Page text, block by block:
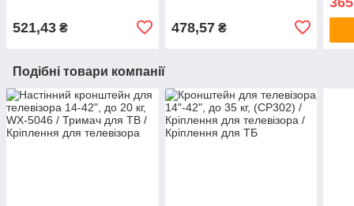
521,43 ₴ 478,57₴
Подібні товари компанії